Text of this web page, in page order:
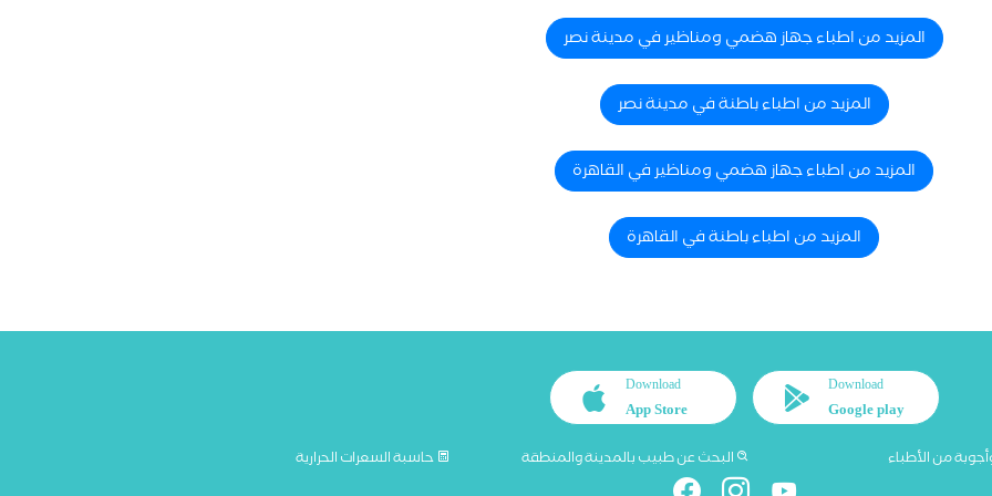
المزيد من اطباء جهاز هضمي ومناظير في مدينة نصر
المزيد من اطباء باطنة في مدينة نصر
المزيد من اطباء جهاز هضمي ومناظير في القاهرة
المزيد من اطباء باطنة في القاهرة
Download
Google play
Download
App Store
من الأطباء البحث عن طبيب بالمدينة والمنطقة حاسبة السعرات الحرارية